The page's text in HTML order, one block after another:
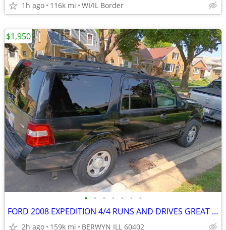
1h ago 116k mi WI/IL Border
• • • • • • •
FORD 2008 EXPEDITION 4/4 RUNS AND DRIVES GREAT EVERYTHING WORKS.
2h ago 159k mi BERWYN ILL 60402
$1,950